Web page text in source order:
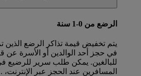
الرضع من 0-1 سنة
يتم تخفيض قيمة تذاكر الرضع الذين
في حجز أحد الوالدين أو الأسرة عن
للبالغين. يمكن طلب سرير للرضيع
المسافرين عند الحجز عبر الإنترنت، .